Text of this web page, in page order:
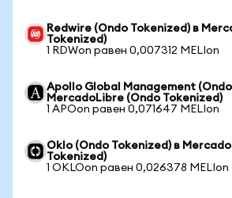
Redwire (Ondo Tokenized) в
Tokenized)
1 RDWon равен 0,007312 MELIon
Apollo Global Management
MercadoLibre (Ondo Tokenized)
1 APOon равен 0,071647 MELIon
Oklo (Ondo Tokenized) в
Tokenized)
1 OKLOon равен 0,026378 MELIon